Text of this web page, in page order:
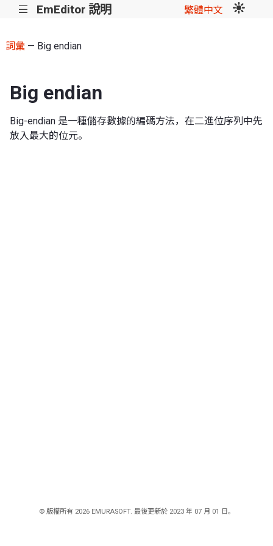
||| EmEditor 說明 繁體中文
詞彙— Big endian
Big endian
Big-endian 是一種儲存數據的編碼方法，在二進位序列中先
放入最大的位元。
© 版權所有 2026 EMURASOFT. 最後更新於 2023 年 07 月 01 日。